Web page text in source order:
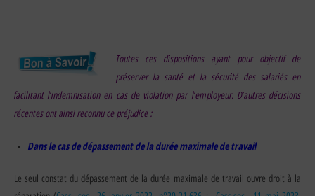
Toutes ces dispositions ayant pour objectif de
préserver la santé et la sécurité des salariés en
facilitant l’indemnisation en cas de violation par l’employeur. D’autres décisions
récentes ont ainsi reconnu ce préjudice :
Dans le cas de dépassement de la durée maximale de travail
Le seul constat du dépassement de la durée maximale de travail ouvre droit à la